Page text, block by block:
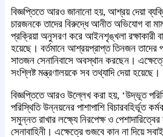
বিজ্ঞপ্তিতে আরও জানানো হয়, আশ্রয় দেয়া
চারজনকে তাদের বিরুদ্ধে আনীত অভিযোগ বা
প্রক্রিয়া অনুসরণ করে আইনশৃঙ্খলা রক্ষাকারী
হয়েছে। বর্তমানে আশ্রয়প্রাপ্ত তিনজন তাদের
সাতজন সেনানিবাসে অবস্থান করছেন।
সংশ্লিষ্ট মন্ত্রণালয়কে সব তথ্যাদি দেয়া হয়েছে।
বিজ্ঞপ্তিতে আরও উল্লেখ করা হয়, ‘উদ্ভূত
পরিস্থিতি উন্নয়নের পাশাপাশি বিচারবহির্ভূত
সমুন্নত রাখার লক্ষ্যে নিরপেক্ষ ও
সেনাবাহিনী। এক্ষেত্রে গুজবে কান না দিয়ে